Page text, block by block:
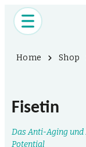
Home Shop
Fisetin
Das Anti-Aging
Potential